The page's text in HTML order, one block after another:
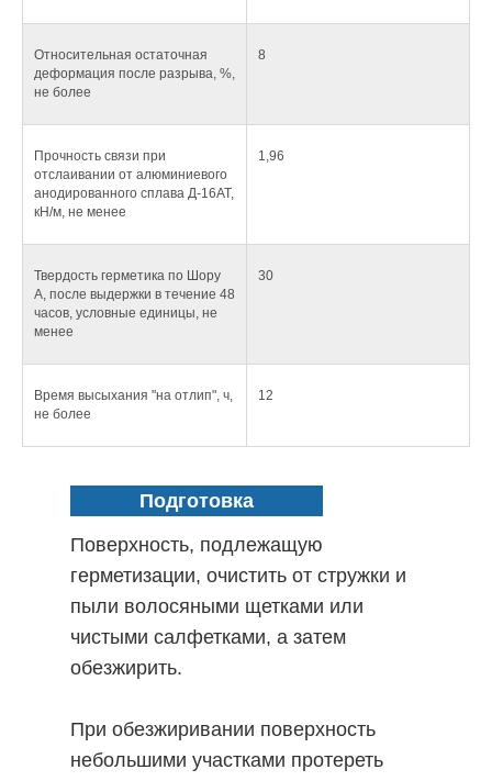
Относительная остаточная
деформация после разрыва, %,
не более
8
Прочность связи при
отслаивании от алюминиевого
анодированного сплава Д-16АТ,
кН/м, не менее
1,96
Твердость герметика по Шору
А, после выдержки в течение 48
часов, условные единицы, не
менее
30
Время высыхания "на отлип", ч,
не более
12
Подготовка
Поверхность, подлежащую
герметизации, очистить от стружки и
пыли волосяными щетками или
чистыми салфетками, а затем
обезжирить.
При обезжиривании поверхность
небольшими участками протереть